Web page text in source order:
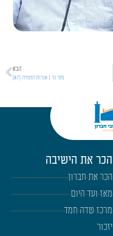
הבא
פס' נד | אורות התחיה [87]
הכר את הישיבה
הכר את חברון
מאז ועד היום
מרכז שדה חמד
יזכור